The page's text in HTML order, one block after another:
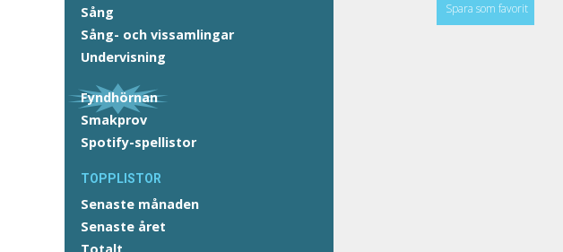
Sång
Sång- och vissamlingar
Undervisning
Fyndhörnan
Smakprov
Spotify-spellistor
TOPPLISTOR
Senaste månaden
Senaste året
Spara som favorit